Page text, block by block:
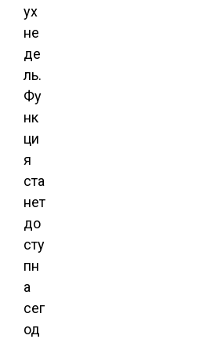
ух
не
де
ль.
Фу
нк
ци
я
ста
нет
до
сту
пн
а
сег
од